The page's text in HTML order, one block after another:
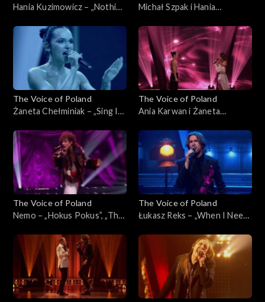
Hania Kuzimowicz – „Nothing
Poland”, Finał, 29 listopada
Michał Szpak i Hania
„The Voice of Poland”, Finał,
29 listopada 2025
The Voice of Poland
Żaneta Chełminiak – „Sing It
Finał, 29 listopada 2025
The Voice of Poland
Ania Karwan i Żaneta
with Somebody”, „The Voice
of Poland”, Finał, 29
listopada 2025
The Voice of Poland
Nemo – „Hokus Pokus”, „The
listopada 2025
The Voice of Poland
Łukasz Reks – „When I Need
Finał, 29 listopada 2025